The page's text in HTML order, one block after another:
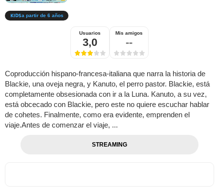
a partir de 6 años
Usuarios
3,0
Mis amigos
--
Coproducción hispano-francesa-italiana que narra la historia de
Blackie, una oveja negra, y Kanuto, el perro pastor. Blackie, está
completamente obsesionada con ir a la Luna. Kanuto, a su vez,
está obcecado con Blackie, pero este no quiere escuchar hablar
de cohetes. Finalmente, como era evidente, emprenden el
viaje.Antes de comenzar el viaje, ...
STREAMING